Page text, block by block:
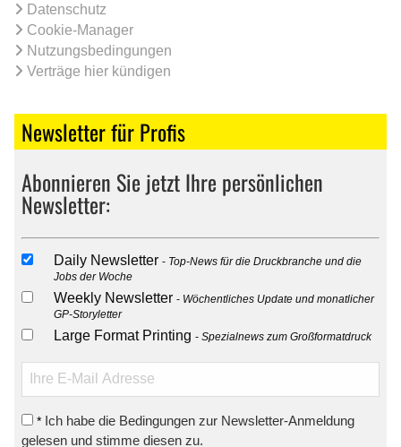
Datenschutz
Cookie-Manager
Nutzungsbedingungen
Verträge hier kündigen
Newsletter für Profis
Abonnieren Sie jetzt Ihre persönlichen
Newsletter:
Daily Newsletter
Top-News für die Druckbranche und die
Jobs der Woche
Weekly Newsletter
Wöchentliches Update und monatlicher
GP-Storyletter
Large Format Printing Spezialnews zum Großformatdruck
* Ich habe die Bedingungen zur Newsletter-Anmeldung
gelesen und stimme diesen zu.